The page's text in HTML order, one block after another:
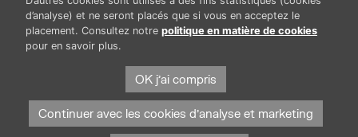
BOUTIQUE
d’analyse) et ne seront placés que si vous en acceptez le
placement. Consultez notre politique en matière de cookies
pour en savoir plus.
OK j'ai compris
Continuer avec les cookies d'analyse et marketing